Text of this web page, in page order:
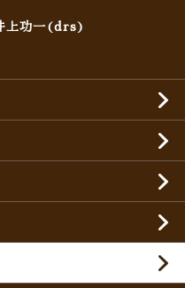
功一(drs)